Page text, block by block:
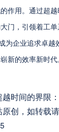
作用。通过超
门，引领着工
成为企业追求卓
新的效率新时代
时间的界限
创，如转载